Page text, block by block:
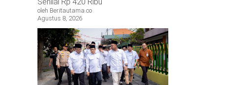
oleh Beritautama.co
Agustus 8, 2026